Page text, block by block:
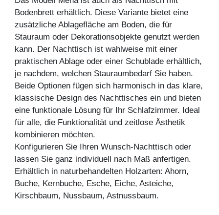
Bodenbrett erhältlich. Diese Variante bietet eine
zusätzliche Ablagefläche am Boden, die für
Stauraum oder Dekorationsobjekte genutzt werden
kann. Der Nachttisch ist wahlweise mit einer
praktischen Ablage oder einer Schublade erhältlich,
je nachdem, welchen Stauraumbedarf Sie haben.
Beide Optionen fügen sich harmonisch in das klare,
klassische Design des Nachttisches ein und bieten
eine funktionale Lösung für Ihr Schlafzimmer. Ideal
für alle, die Funktionalität und zeitlose Ästhetik
kombinieren möchten.
Konfigurieren Sie Ihren Wunsch-Nachttisch oder
lassen Sie ganz individuell nach Maß anfertigen.
Erhältlich in naturbehandelten Holzarten: Ahorn,
Buche, Kernbuche, Esche, Eiche, Asteiche,
Kirschbaum, Nussbaum, Astnussbaum.